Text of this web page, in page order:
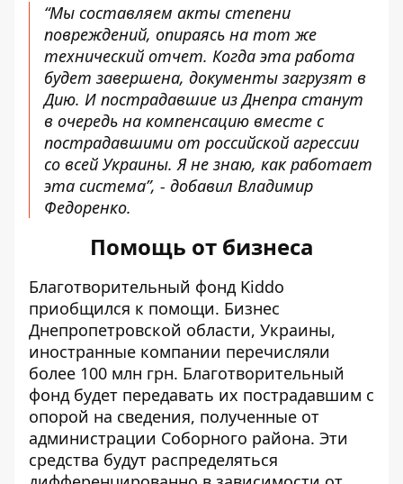
“Мы составляем акты степени
повреждений, опираясь на тот же
технический отчет. Когда эта работа
будет завершена, документы загрузят в
Дию. И пострадавшие из Днепра станут
в очередь на компенсацию вместе с
пострадавшими от российской агрессии
со всей Украины. Я не знаю, как работает
эта система”, - добавил Владимир
Федоренко.
Помощь от бизнеса
Благотворительный фонд Kiddo
приобщился к помощи. Бизнес
Днепропетровской области, Украины,
иностранные компании перечисляли
более 100 млн грн. Благотворительный
фонд будет передавать их пострадавшим с
опорой на сведения, полученные от
администрации Соборного района. Эти
средства будут распределяться